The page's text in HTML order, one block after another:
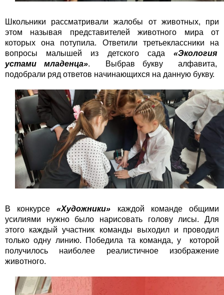
Школьники рассматривали жалобы от животных, при
этом называя представителей животного мира от
которых она потупила. Ответили третьеклассники на
вопросы малышей из детского сада «Экология
устами младенца». Выбрав букву алфавита,
подобрали ряд ответов начинающихся на данную букву.
В конкурсе«Художники» каждой команде общими
усилиями нужно было нарисовать голову лисы. Для
этого каждый участник команды выходил и проводил
только одну линию. Победила та команда, у которой
получилось наиболее реалистичное изображение
животного.